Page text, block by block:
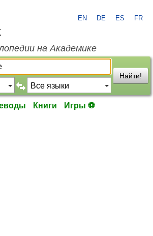
EN DE ES FR
на Академике
Найти!
Книги Игры ⚽